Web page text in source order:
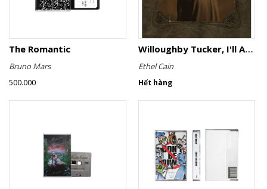
The Romantic
Bruno Mars
500.000
Willoughby Tucker, I'll Always Love You
Ethel Cain
Hết hàng